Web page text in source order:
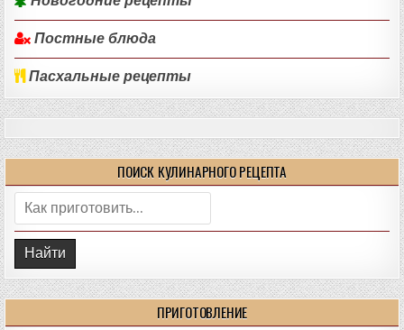
Постные блюда
Пасхальные рецепты
ПОИСК КУЛИНАРНОГО РЕЦЕПТА
Поиск:
ПРИГОТОВЛЕНИЕ